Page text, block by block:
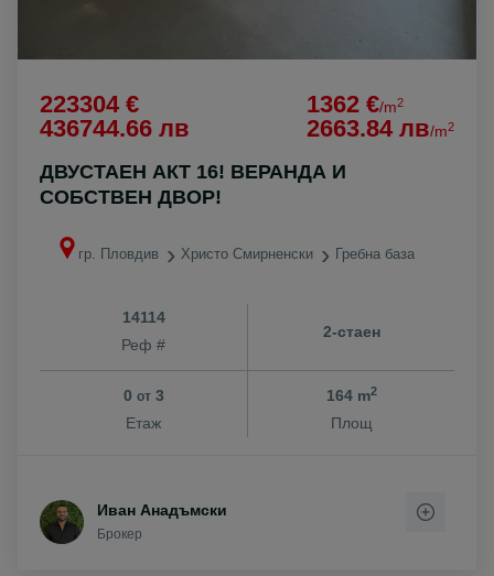
223304 €
436744.66 лв
1362 €/m2
2663.84 лв/m2
ДВУСТАЕН АКТ 16! ВЕРАНДА И
СОБСТВЕН ДВОР!
гр. Пловдив Христо Смирненски Гребна база
14114
Реф #
2-стаен
0 от3
Етаж
164 m2
Площ
Иван Анадъмски
Брокер